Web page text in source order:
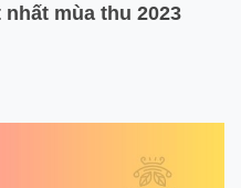
mùa thu 2023